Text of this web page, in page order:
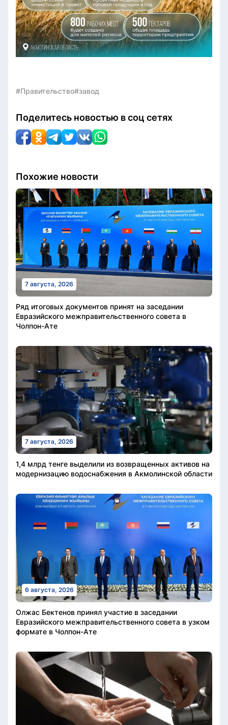
#Правительство#завод
Поделитесь новостью в соц сетях
Похожие новости
7 августа, 2026
Ряд итоговых документов принят на заседании
Евразийского межправительственного совета в
Чолпон-Ате
7 августа, 2026
1,4 млрд тенге выделили из возвращенных активов на
модернизацию водоснабжения в Акмолинской области
6 августа, 2026
Олжас Бектенов принял участие в заседании
Евразийского межправительственного совета в узком
формате в Чолпон-Ате